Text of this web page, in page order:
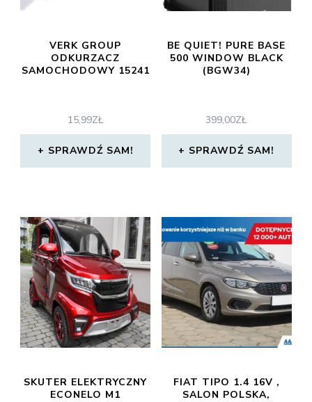
VERK GROUP
ODKURZACZ
SAMOCHODOWY 15241
15,99ZŁ
SPRAWDŹ SAM!
BE QUIET! PURE BASE
500 WINDOW BLACK
(BGW34)
399,00ZŁ
SPRAWDŹ SAM!
SKUTER ELEKTRYCZNY
ECONELO M1
FIAT TIPO 1.4 16V ,
SALON POLSKA,